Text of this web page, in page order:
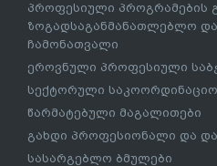
პროფესიული პროგრამების
ზოგადსაგანმანათლებლო
ჩამონათვალი
ეროვნული პროფესიული
სექტორული
წარმატებული მაგალითები
გახდი პროფესიონალი და
სასარგებლო ბმულები